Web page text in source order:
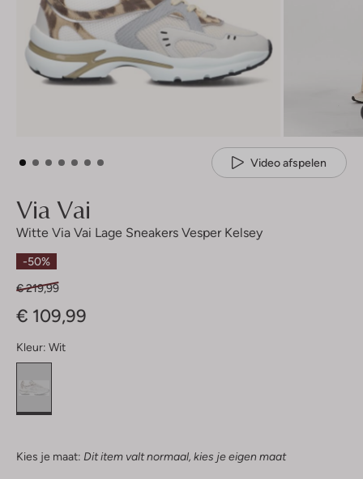
Video afspelen
Via Vai
Witte Via Vai Lage Sneakers Vesper Kelsey
-50%
€ 219,99
€ 109,99
Kleur: Wit
Kies je maat: Dit item valt normaal, kies je eigen maat